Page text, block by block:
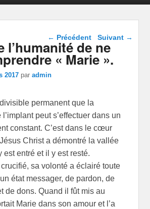
Navigation dans les
articles
← Précédent Suivant →
l’humanité de ne
« Marie ».
2017 paradmin
permanent que la
peut s’effectuer dans un
constant. C’est dans le cœur
Christ a démontré la vallée
est entré et il y est resté.
sa volonté a éclairé toute
état messager, de pardon, de
de dons. Quand il fût mis au
Marie dans son amour et l’a